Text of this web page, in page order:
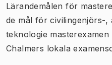
Lärandemålen för
de mål för civilingenjörs-,
teknologie
Chalmers lokala